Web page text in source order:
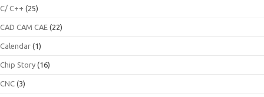
C/ C++ (25)
CAD CAM CAE (22)
Calendar (1)
Chip Story (16)
CNC (3)